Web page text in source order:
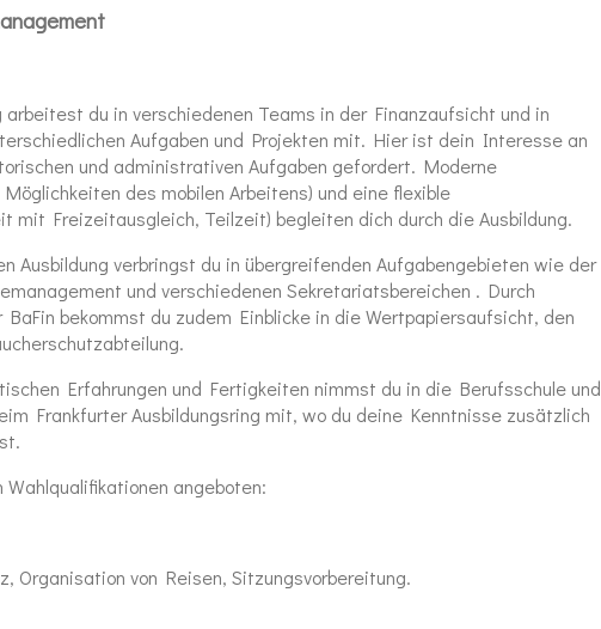
arbeitest du in verschiedenen Teams in der Finanzaufsicht und in
Aufgaben und Projekten mit. Hier ist dein Interesse an
und administrativen Aufgaben gefordert. Moderne
des mobilen Arbeitens) und eine flexible
mit Freizeitausgleich, Teilzeit) begleiten dich durch die Ausbildung.
Ausbildung verbringst du in übergreifenden Aufgabengebieten wie der
und verschiedenen Sekretariatsbereichen . Durch
bekommst du zudem Einblicke in die Wertpapiersaufsicht, den
Erfahrungen und Fertigkeiten nimmst du in die Berufsschule und
Frankfurter Ausbildungsring mit, wo du deine Kenntnisse zusätzlich
angeboten:
Organisation von Reisen, Sitzungsvorbereitung.